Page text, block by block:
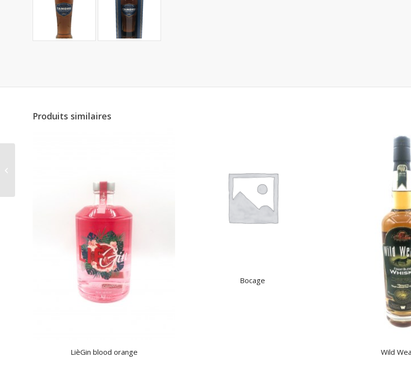
Produits similaires
LièGin blood orange
Bocage
Wild